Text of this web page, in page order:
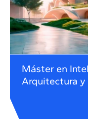
Máster en
Arquitectura